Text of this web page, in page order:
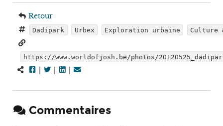
Retour
Dadipark Urbex Exploration urbaine
https://www.worldofjosh.be/photos/
| | |
Commentaires